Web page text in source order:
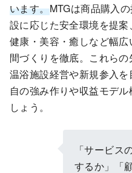
います。MTGは商品購入
設に応じた安全環境を提
健康・美容・癒しなど幅
間づくりを徹底。これら
温浴施設経営や新規参入
自の強み作りや収益モデ
しょう。
「サービス
するか」「